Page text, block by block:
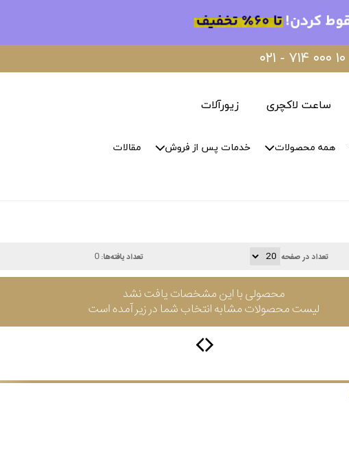
۰۲۱ - ۷۱۴ ۰۰۰ ۱۰
ساعت لاکچری زیورآلات
همه محصولات خدمات پس از فروش مقالات
تعداد در صفحه تعداد یافته‌ها:0
محصولی با این مشخصات یافت نشد
لیست محصولات مشابه انتخاب شما در زیر آمده است